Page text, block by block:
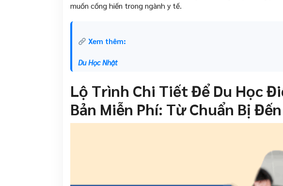
muốn cống hiến trong ngành y tế.
Xem thêm:
Du Học Nhật
Lộ Trình Chi Tiết Để Du Học
Bản Miễn Phí: Từ Chuẩn Bị